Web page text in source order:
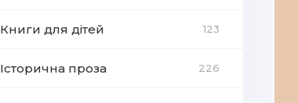
Книги для дітей 123
Історична проза 226